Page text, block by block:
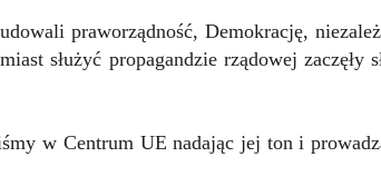
praworządność, Demokrację,
służyć propagandzie rządowej zaczęły
w Centrum UE nadając jej ton i